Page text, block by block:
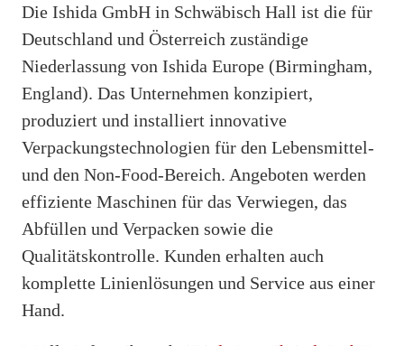
Die Ishida GmbH in Schwäbisch Hall ist die für
Deutschland und Österreich zuständige
Niederlassung von Ishida Europe (Birmingham,
England). Das Unternehmen konzipiert,
produziert und installiert innovative
Verpackungstechnologien für den Lebensmittel-
und den Non-Food-Bereich. Angeboten werden
effiziente Maschinen für das Verwiegen, das
Abfüllen und Verpacken sowie die
Qualitätskontrolle. Kunden erhalten auch
komplette Linienlösungen und Service aus einer
Hand.